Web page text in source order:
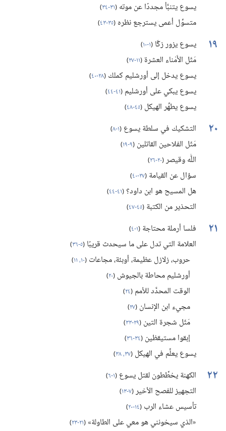
يسوع يتنبَّأ مجددًا عن موته (‏٣١-‏٣٤ )‏
متسوِّل أعمى يسترجع نظره (‏٣٥-‏٤٣ )‏
١٩ يسوع يزور زكَّا (‏١-‏١٠ )‏
مَثَل الأَمْناء العشرة (‏١١-‏٢٧ )‏
يسوع يدخل إلى أورشليم كملك (‏٢٨-‏٤٠ )‏
يسوع يبكي على أورشليم (‏٤١-‏٤٤ )‏
يسوع يطهِّر الهيكل (‏٤٥-‏٤٨ )‏
٢٠ التشكيك في سلطة يسوع (‏١-‏٨ )‏
مَثَل الفلاحين القاتلين (‏٩-‏١٩ )‏
اللّٰه وقيصر(‏٢٠-‏٢٦ )‏
سؤال عن القيامة (‏٢٧-‏٤٠ )‏
هل المسيح هو ابن داود؟‏ (‏٤١-‏٤٤ )‏
التحذير من الكتبة (‏٤٥-‏٤٧ )‏
٢١ فلسا أرملة محتاجة (‏١-‏٤ )‏
العلامة التي تدل على ما سيحدث قريبًا (‏٥-‏٣٦ )‏
حروب،‏ زلازل عظيمة،‏ أوبئة،‏ مجاعات (‏١٠،‏ ١١ )‏
أورشليم محاطة بالجيوش (‏٢٠)‏
الوقت المحدَّد للأمم (‏٢٤)‏
مجيء ابن الإنسان (‏٢٧)‏
مَثَل شجرة التين (‏٢٩-‏٣٣ )‏
إبقوا مستيقظين (‏٣٤-‏٣٦ )‏
يسوع يعلِّم في الهيكل (‏٣٧،‏ ٣٨ )‏
٢٢ الكهنة يخطِّطون لقتل يسوع (‏١-‏٦ )‏
التجهيز للفصح الأخير(‏٧-‏١٣ )‏
تأسيس عشاء الرب (‏١٤-‏٢٠ )‏
«الذي سيخونني هو معي على الطاولة» (‏٢١-‏٢٣ )‏